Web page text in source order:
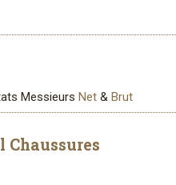
Messieurs Net & Brut
Chaussures